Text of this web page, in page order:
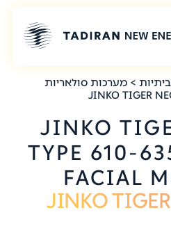
> מערכות סולאריות
JINKO
TYPE 610-
FACIAL
JINKO